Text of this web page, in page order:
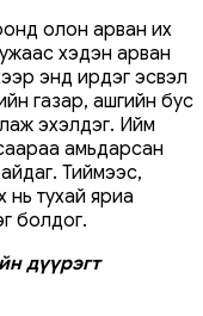
олон арван их
хэдэн арван
энд ирдэг эсвэл
газар, ашгийн бус
эхэлдэг. Ийм
амьдарсан
Тиймээс,
нь тухай яриа
болдог.
дүүрэгт